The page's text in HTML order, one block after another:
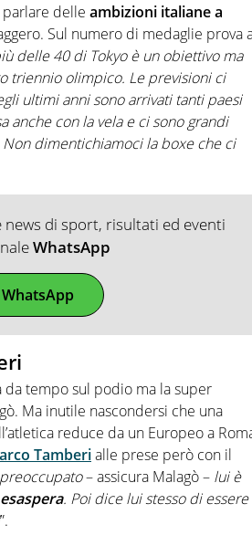
parlare delle ambizioni italiane a
Sul numero di medaglie prova
delle 40 di Tokyo è un obiettivo ma
triennio olimpico. Le previsioni ci
ultimi anni sono arrivati tanti paesi
anche con la vela e ci sono grandi
dimentichiamoci la boxe che ci
di sport, risultati ed eventi
WhatsApp
da tempo sul podio ma la super
Ma inutile nascondersi che una
reduce da un Europeo a
Tamberialle prese però con il
– assicura Malagò – lui è
. Poi dice lui stesso di essere
”.